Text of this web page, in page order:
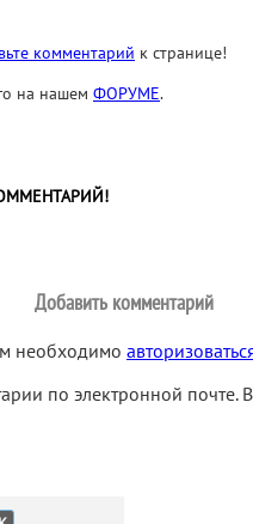
комментарий к странице!
на нашем ФОРУМЕ.
Добавить комментарий
необходимо
по электронной почте.